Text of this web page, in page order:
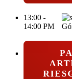
13:00 -
14:00 PM